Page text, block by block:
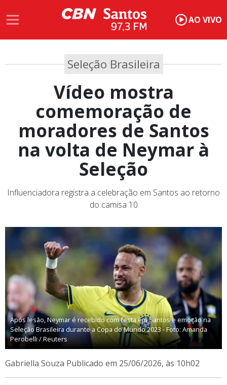
AO VIVO
Seleção Brasileira
Vídeo mostra
comemoração de
moradores de Santos
na volta de Neymar à
Seleção
Influenciadora registra a celebração em Santos ao retorno
do camisa 10
Após lesão, Neymar é recebido com festa em Santos e emoção na
Seleção Brasileira durante a Copa do Mundo 2023 - Foto: Amanda
Perobelli / Reuters
Gabriella Souza Publicado em 25/06/2026, às 10h02